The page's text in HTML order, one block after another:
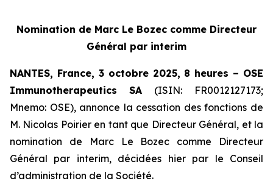
Nomination de Marc Le Bozec comme Directeur
Général par interim
NANTES, France, 3 octobre 2025, 8 heures – OSE
Immunotherapeutics
SA (ISIN: FR0012127173;
Mnemo: OSE), annonce la cessation des fonctions de
M. Nicolas Poirier en tant que Directeur Général, et la
nomination de Marc Le Bozec comme Directeur
Général par interim, décidées hier par le Conseil
d’administration de la Société.